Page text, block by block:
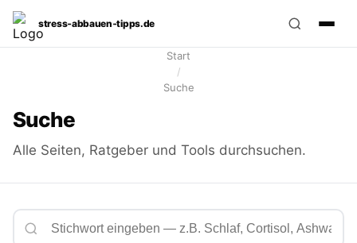
stress‑abbauen‑tipps.de
Start
/
Suche
Suche
Alle Seiten, Ratgeber und Tools durchsuchen.